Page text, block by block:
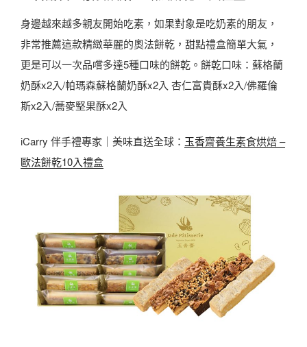
身邊越來越多親友開始吃素，如果對象是吃奶素的朋友，
非常推薦這款精緻華麗的奧法餅乾，甜點禮盒簡單大氣，
更是可以一次品嚐多達5種口味的餅乾。餅乾口味：蘇格蘭
奶酥x2入/帕瑪森蘇格蘭奶酥x2入 杏仁富貴酥x2入/佛羅倫
斯x2入/蕎麥堅果酥x2入
iCarry 伴手禮專家｜美味直送全球： 玉香齋養生素食烘焙 –
歐法餅乾10入禮盒